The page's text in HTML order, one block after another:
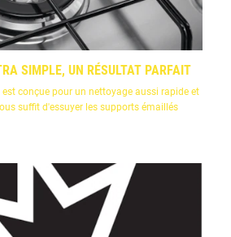
SIMPLE, UN RÉSULTAT PARFAIT
conçue pour un nettoyage aussi rapide et
suffit d'essuyer les supports émaillés